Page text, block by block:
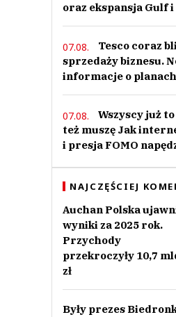
oraz ekspansja Gulf i
07.08.
Tesco coraz
sprzedaży biznesu.
informacje o planach
07.08.
Wszyscy już
też muszę Jak
i presja FOMO
NAJCZĘŚCIEJ
Auchan Polska
wyniki za 2025 rok.
Przychody
przekroczyły 10,7
zł
Były prezes